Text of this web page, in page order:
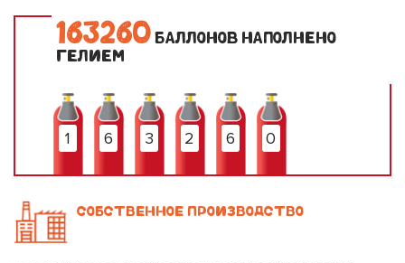
163260 БАЛЛОНОВ НАПОЛНЕНО
ГЕЛИЕМ
1 6 3 2 6 0
СОБСТВЕННОЕ ПРОИЗВОДСТВО